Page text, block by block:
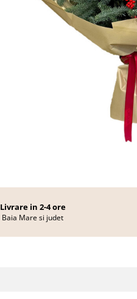
Livrare in 2-4 ore
Baia Mare si judet